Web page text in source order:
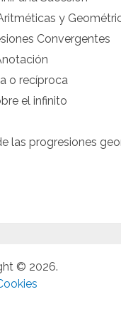
y
Convergentes
o recíproca
el infinito
las progresiones
© 2026.